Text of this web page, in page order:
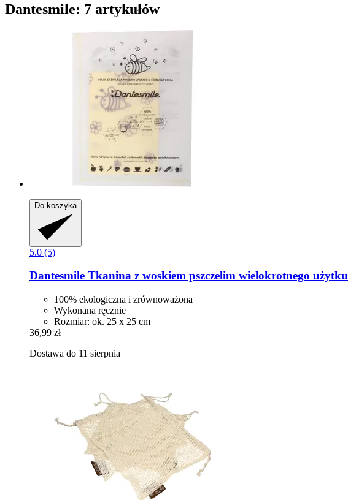
Dantesmile: 7 artykułów
Do koszyka
5.0 (5)
Dantesmile Tkanina z woskiem pszczelim wielokrotnego użytku
100% ekologiczna i zrównoważona
Wykonana ręcznie
Rozmiar: ok. 25 x 25 cm
36,99 zł
Dostawa do 11 sierpnia